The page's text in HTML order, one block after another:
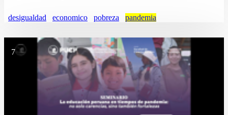
desigualdad economico pobreza pandemia
7